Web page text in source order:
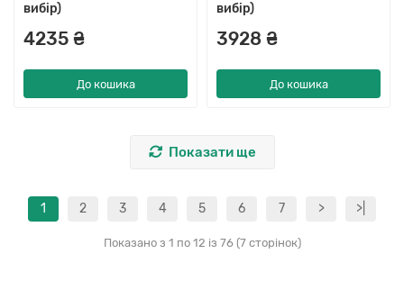
вибір)
4235 ₴
До кошика
вибір)
3928 ₴
До кошика
Показати ще
1 2 3 4 5 6 7 > >|
Показано з 1 по 12 із 76 (7 сторінок)